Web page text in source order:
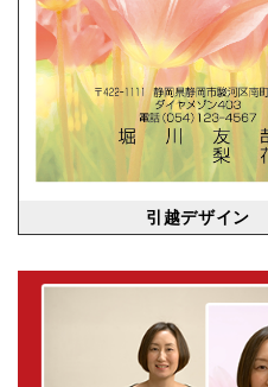
引越デザイン